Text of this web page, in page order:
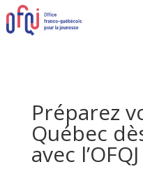
Préparez
Québec
avec l’OFQJ